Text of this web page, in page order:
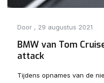
Door , 29 augustus 2021
BMW van Tom
attack
Tijdens opnames van de